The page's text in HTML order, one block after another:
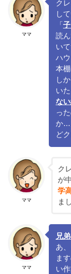
ママ
ク
し
「
読ん
い
ハ
本
し
い
な
っ
か…
ど
ママ
ク
が
学
ま
ママ
兄
あ
ま
い